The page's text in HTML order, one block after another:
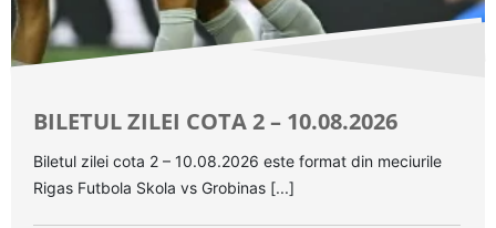
BILETUL ZILEI COTA 2 – 10.08.2026
Biletul zilei cota 2 – 10.08.2026 este format din meciurile
Rigas Futbola Skola vs Grobinas [...]